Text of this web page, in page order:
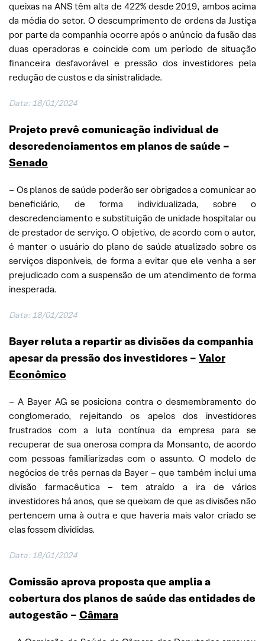
queixas na ANS têm alta de 422% desde 2019, ambos acima
da média do setor. O descumprimento de ordens da Justiça
por parte da companhia ocorre após o anúncio da fusão das
duas operadoras e coincide com um período de situação
financeira desfavorável e pressão dos investidores pela
redução de custos e da sinistralidade.
Data: 18/01/2024
Projeto prevê comunicação individual de
descredenciamentos em planos de saúde –
Senado
– Os planos de saúde poderão ser obrigados a comunicar ao
beneficiário, de forma individualizada, sobre o
descredenciamento e substituição de unidade hospitalar ou
de prestador de serviço. O objetivo, de acordo com o autor,
é manter o usuário do plano de saúde atualizado sobre os
serviços disponíveis, de forma a evitar que ele venha a ser
prejudicado com a suspensão de um atendimento de forma
inesperada.
Data: 18/01/2024
Bayer reluta a repartir as divisões da companhia
apesar da pressão dos investidores – Valor
Econômico
– A Bayer AG se posiciona contra o desmembramento do
conglomerado, rejeitando os apelos dos investidores
frustrados com a luta contínua da empresa para se
recuperar de sua onerosa compra da Monsanto, de acordo
com pessoas familiarizadas com o assunto. O modelo de
negócios de três pernas da Bayer – que também inclui uma
divisão farmacêutica – tem atraído a ira de vários
investidores há anos, que se queixam de que as divisões não
pertencem uma à outra e que haveria mais valor criado se
elas fossem divididas.
Data: 18/01/2024
Comissão aprova proposta que amplia a
cobertura dos planos de saúde das entidades de
autogestão – Câmara